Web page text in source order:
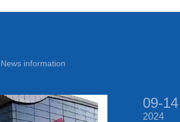
News information
09-14
2024